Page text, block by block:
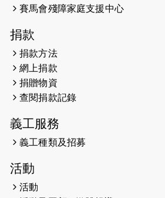
2023-06-15
RTHK 香港電台-
2023-06-07
2023-06-01
2023-05-29
2023-05-29
副隊長 梁翠珊】
賽馬會殘障家庭支援中心
捐款
捐款方法
網上捐款
捐贈物資
查閱捐款記錄
義工服務
義工種類及招募
活動
活動